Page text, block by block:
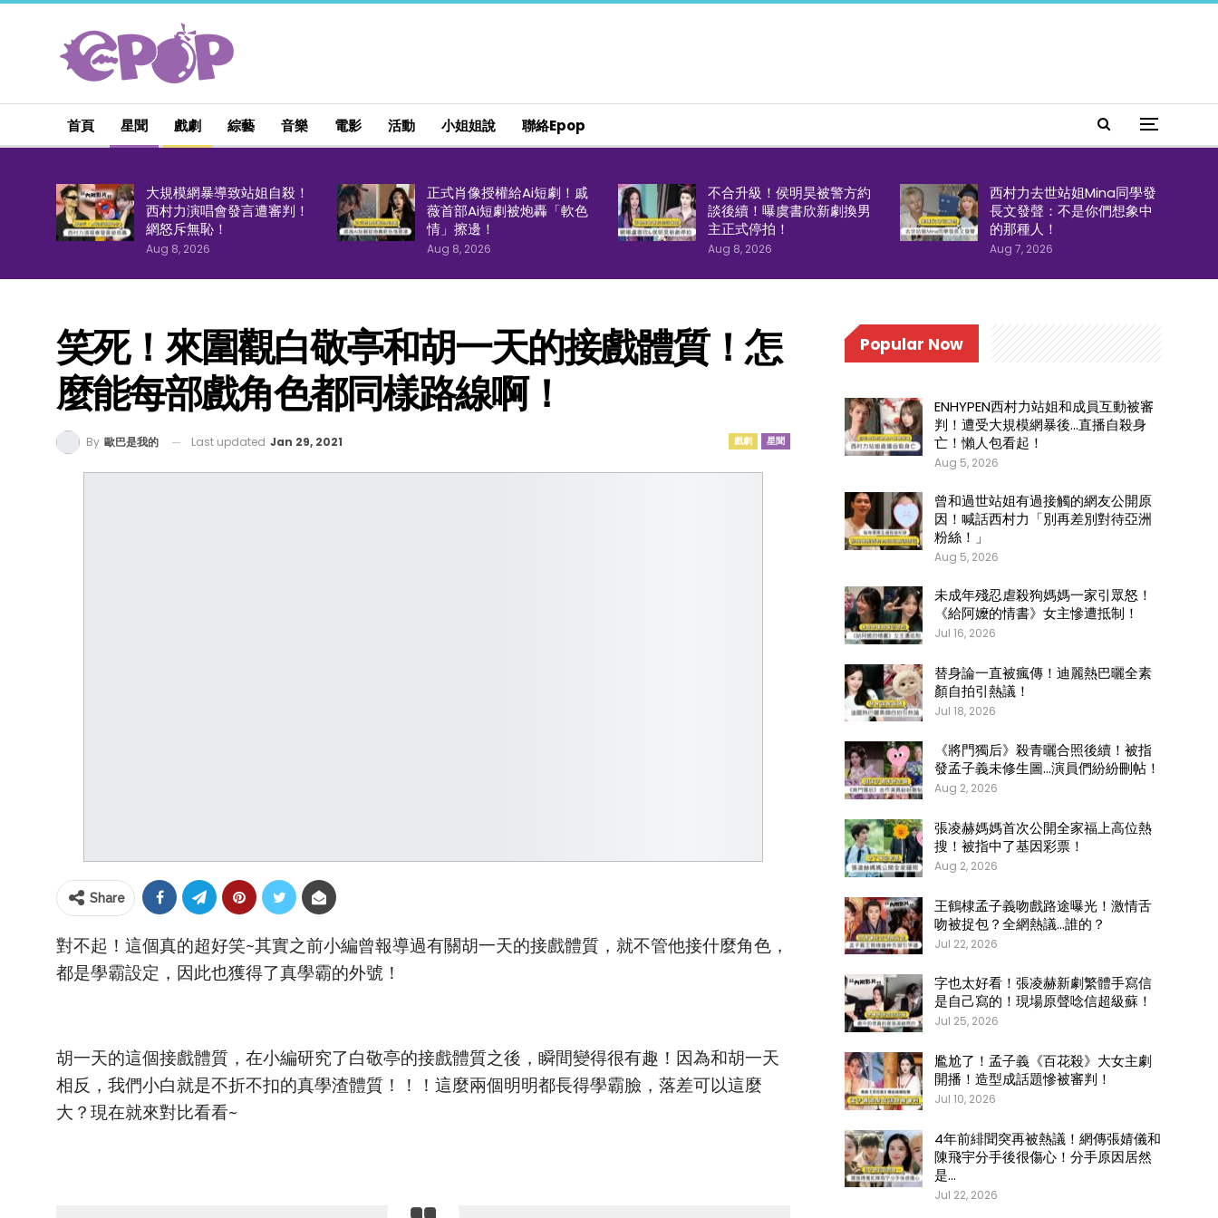
首頁 星聞 戲劇 綜藝 音樂 電影 活動 小姐姐說 聯絡epop
大規模網暴導致站姐自殺！
西村力演唱會發言遭審判！
網怒斥無恥！
Aug 8, 2026
正式肖像授權給Ai短劇！戚
薇首部Ai短劇被炮轟「軟色
情」擦邊！
Aug 8, 2026
不合升級！侯明昊被警方約
談後續！曝虞書欣新劇換男
主正式停拍！
Aug 8, 2026
西村力去世站姐Mina同學發
長文發聲：不是你們想象中
的那種人！
Aug 7, 2026
笑死！來圍觀白敬亭和胡一天的接戲體質！怎
麼能每部戲角色都同樣路線啊！
戲劇 星聞
By 歐巴是我的 Last updated Jan 29, 2021
Share
對不起！這個真的超好笑~其實之前小編曾報導過有關胡一天的接戲體質，就不管他接什麼角色，
都是學霸設定，因此也獲得了真學霸的外號！
胡一天的這個接戲體質，在小編研究了白敬亭的接戲體質之後，瞬間變得很有趣！因為和胡一天
相反，我們小白就是不折不扣的真學渣體質！！！這麼兩個明明都長得學霸臉，落差可以這麼
大？現在就來對比看看~
Popular Now
ENHYPEN西村力站姐和成員互動被審
判！遭受大規模網暴後…直播自殺身
亡！懶人包看起！
Aug 5, 2026
曾和過世站姐有過接觸的網友公開原
因！喊話西村力「別再差別對待亞洲
粉絲！」
Aug 5, 2026
未成年殘忍虐殺狗媽媽一家引眾怒！
《給阿嬤的情書》女主慘遭抵制！
Jul 16, 2026
替身論一直被瘋傳！迪麗熱巴曬全素
顏自拍引熱議！
Jul 18, 2026
《將門獨后》殺青曬合照後續！被指
發孟子義未修生圖…演員們紛紛刪帖！
Aug 2, 2026
張凌赫媽媽首次公開全家福上高位熱
搜！被指中了基因彩票！
Aug 2, 2026
王鶴棣孟子義吻戲路途曝光！激情舌
吻被捉包？全網熱議…誰的？
Jul 22, 2026
字也太好看！張凌赫新劇繁體手寫信
是自己寫的！現場原聲唸信超級蘇！
Jul 25, 2026
尷尬了！孟子義《百花殺》大女主劇
開播！造型成話題慘被審判！
Jul 10, 2026
4年前緋聞突再被熱議！網傳張婧儀和
陳飛宇分手後很傷心！分手原因居然
是…
Jul 22, 2026